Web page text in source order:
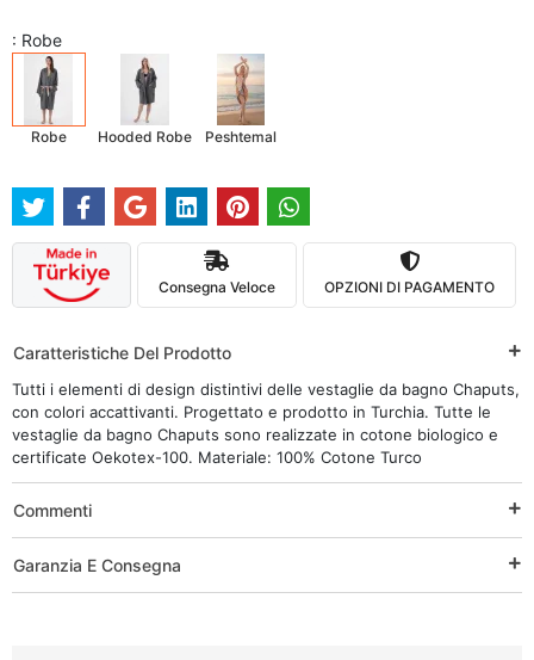
: Robe
Robe Hooded Robe Peshtemal
Consegna Veloce OPZIONI DI PAGAMENTO
Caratteristiche Del Prodotto
Tutti i elementi di design distintivi delle vestaglie da bagno Chaputs,
con colori accattivanti. Progettato e prodotto in Turchia. Tutte le
vestaglie da bagno Chaputs sono realizzate in cotone biologico e
certificate Oekotex-100. Materiale: 100% Cotone Turco
Commenti
Garanzia E Consegna